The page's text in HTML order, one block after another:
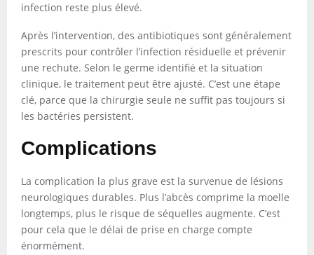
infection reste plus élevé.
Après l’intervention, des antibiotiques sont généralement
prescrits pour contrôler l’infection résiduelle et prévenir
une rechute. Selon le germe identifié et la situation
clinique, le traitement peut être ajusté. C’est une étape
clé, parce que la chirurgie seule ne suffit pas toujours si
les bactéries persistent.
Complications
La complication la plus grave est la survenue de lésions
neurologiques durables. Plus l’abcès comprime la moelle
longtemps, plus le risque de séquelles augmente. C’est
pour cela que le délai de prise en charge compte
énormément.